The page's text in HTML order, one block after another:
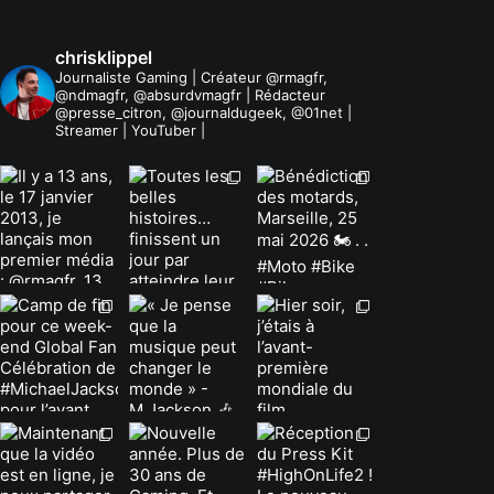
chrisklippel
Journaliste Gaming | Créateur @rmagfr,
@ndmagfr, @absurdvmagfr | Rédacteur
@presse_citron, @journaldugeek, @01net |
Streamer | YouTuber |